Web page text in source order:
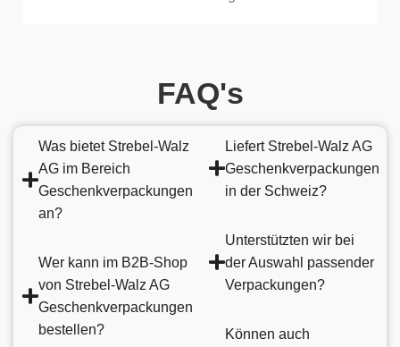
FAQ's
Was bietet Strebel-Walz
AG im Bereich
Geschenkverpackungen
an?
Wer kann im B2B-Shop
von Strebel-Walz AG
Geschenkverpackungen
bestellen?
Liefert Strebel-Walz AG
Geschenkverpackungen
in der Schweiz?
Unterstützten wir bei
der Auswahl passender
Verpackungen?
Können auch